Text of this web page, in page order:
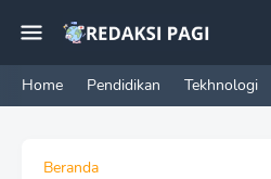
Home Pendidikan Tekhnologi
Beranda